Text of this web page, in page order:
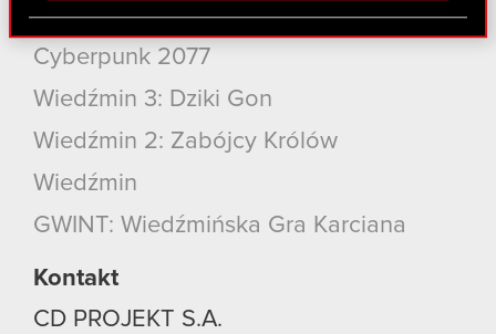
Partnerzy mogą połączyć te informacje z innymi
danymi otrzymanymi od Ciebie lub uzyskanymi
podczas korzystania z ich usług. Kontynuując
korzystanie z naszej witryny, zgadasz się na
Cyberpunk 2077: Widmo Wolności
Cyberpunk 2077
Wiedźmin 3: Dziki Gon
Wiedźmin 2: Zabójcy Królów
Wiedźmin
GWINT: Wiedźmińska Gra Karciana
Kontakt
CD PROJEKT S.A.